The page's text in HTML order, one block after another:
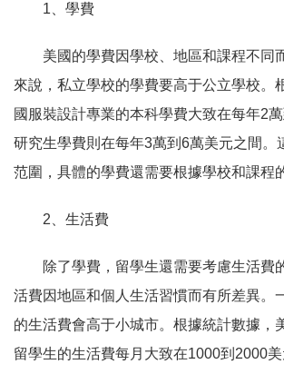
1、學費
美國的學費因學校、地區和課程不同
來說，私立學校的學費要高于公立學校。
國服裝設計專業的本科學費大致在每年2
研究生學費則在每年3萬到6萬美元之間。
范圍，具體的學費還需要根據學校和課程
2、生活費
除了學費，留學生還需要考慮生活費
活費因地區和個人生活習慣而有所差異。
的生活費會高于小城市。根據統計數據，
留學生的生活費每月大致在1000到2000